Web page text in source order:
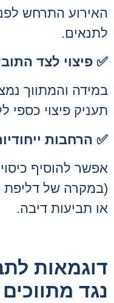
האירוע התרחש
לתנאים.
✅ פיצוי לצד
במידה והמתווך
תעניק פיצוי כספי
✅ הרחבות
אפשר להוסיף
(במקרה של דליפת
או תביעות דיבה.
דוגמאות
נגד מתווכים